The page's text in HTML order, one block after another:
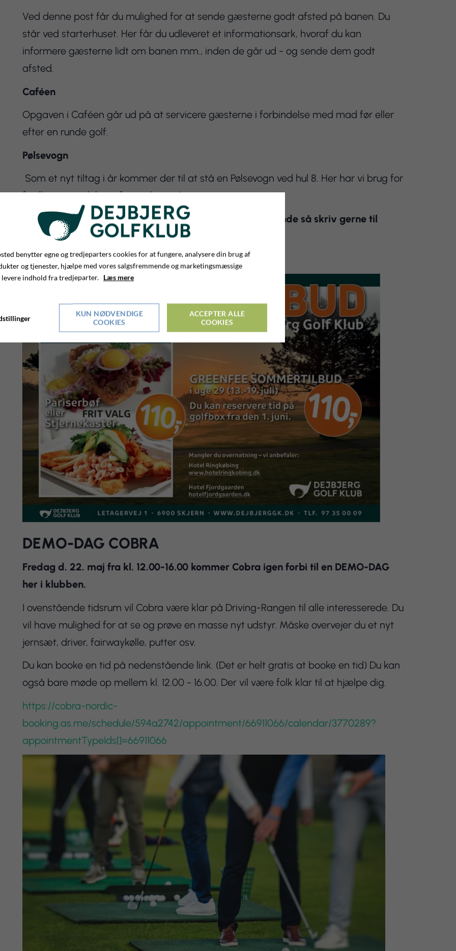
Ved denne post får du mulighed for at sende gæsterne godt afsted på banen. Du
står ved starterhuset. Her får du udleveret et informationsark, hvoraf du kan
informere gæsterne lidt om banen mm., inden de går ud - og sende dem godt
afsted.
Caféen
Opgaven i Caféen går ud på at servicere gæsterne i forbindelse med mad før eller
efter en runde golf.
Pølsevogn
Som et nyt tiltag i år kommer der til at stå en Pølsevogn ved hul 8. Her har vi brug for
frivillige, som i løbet af ugen kan stå i vognen.
Hvis du har mulighed for at hjælpe i forhold til ovenstående så skriv gerne til
kontor@dejbjerggk.dk eller kom forbi kontoret
DEMO-DAG COBRA
Fredag d. 22. maj fra kl. 12.00-16.00 kommer Cobra igen forbi til en DEMO-DAG
her i klubben.
I ovenstående tidsrum vil Cobra være klar på Driving-Rangen til alle interesserede. Du
vil have mulighed for at se og prøve en masse nyt udstyr. Måske overvejer du et nyt
jernsæt, driver, fairwaykølle, putter osv.
Du kan booke en tid på nedenstående link. (Det er helt gratis at booke en tid) Du kan
også bare møde op mellem kl. 12.00 - 16.00. Der vil være folk klar til at hjælpe dig.
https://cobra-nordic-
booking.as.me/schedule/594a2742/appointment/66911066/calendar/3770289?
appointmentTypeIds[]=66911066
benytter egne og tredjeparters cookies for at fungere, analysere din brug af
og tjenester, hjælpe med vores salgsfremmende og marketingsmæssige
levere indhold fra tredjeparter. Læs mere
KUN NØDVENDIGE
COOKIES
ACCEPTER ALLE
COOKIES